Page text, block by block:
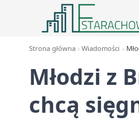
Strona główna Wiadomości
Młodzi z
chcą